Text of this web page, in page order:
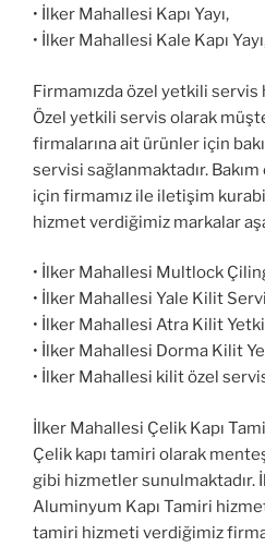
• İlker Mahallesi Kapı Yayı,
• İlker Mahallesi Kale Kapı
Firmamızda özel yetkili servis
Özel yetkili servis olarak
firmalarına ait ürünler için
servisi sağlanmaktadır.
için firmamız ile iletişim
hizmet verdiğimiz markalar
• İlker Mahallesi Multlock
• İlker Mahallesi Yale Kilit
• İlker Mahallesi Atra Kilit
• İlker Mahallesi Dorma Kilit
• İlker Mahallesi kilit özel
İlker Mahallesi Çelik Kapı
Çelik kapı tamiri olarak
gibi hizmetler sunulmaktadır.
Aluminyum Kapı Tamiri
tamiri hizmeti verdiğimiz